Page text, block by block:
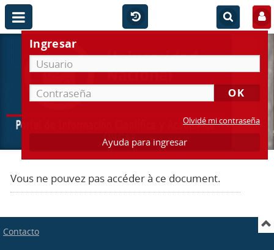
Ingresar
Olvidé mi contraseña
Ayuda para ingresar
Vous ne pouvez pas accéder à ce document.
Contacto